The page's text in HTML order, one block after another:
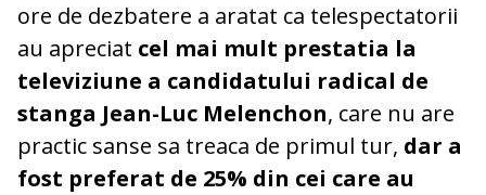
ore de dezbatere a aratat ca telespectatorii
au apreciat cel mai mult prestatia la
televiziune a candidatului radical de
stanga Jean-Luc Melenchon, care nu are
practic sanse sa treaca de primul tur, dar a
fost preferat de 25% din cei care au